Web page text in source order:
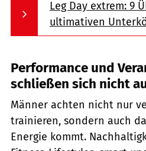
Leg Day extrem: 9
ultimativen
Performance und
schließen sich nicht
Männer achten nicht nur
trainieren, sondern auch
Energie kommt.